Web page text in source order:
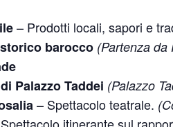
– Prodotti locali, sapori e
barocco (Partenza da
Palazzo Taddei (Palazzo
– Spettacolo teatrale.